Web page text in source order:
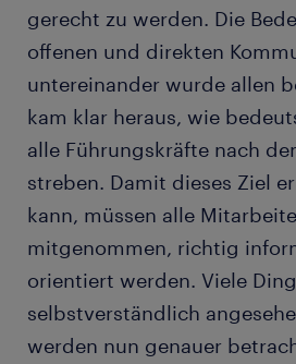
gerecht zu werden. Die
offenen und direkten
untereinander wurde allen
kam klar heraus, wie
alle Führungskräfte nach
streben. Damit dieses Ziel
kann, müssen alle
mitgenommen, richtig
orientiert werden. Viele
selbstverständlich
werden nun genauer